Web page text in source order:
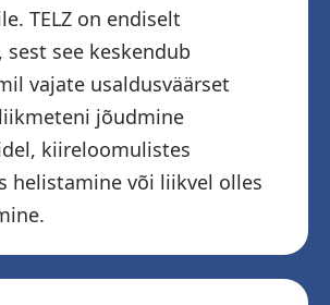
TELZ on endiselt
sest see keskendub
vajate usaldusväärset
jõudmine
kiireloomulistes
helistamine või liikvel olles